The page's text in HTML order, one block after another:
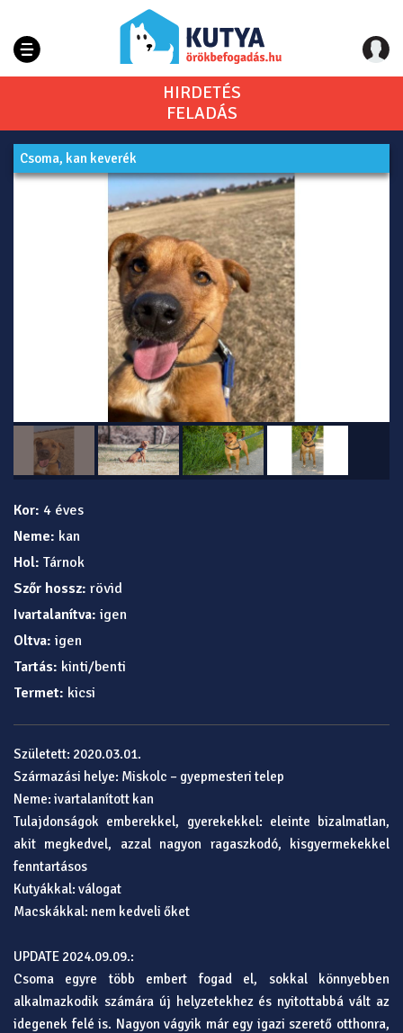
HIRDETÉS
FELADÁS
Csoma, kan keverék
Kor: 4 éves
Neme: kan
Hol: Tárnok
Szőr hossz: rövid
Ivartalanítva: igen
Oltva: igen
Tartás: kinti/benti
Termet: kicsi
Született: 2020.03.01.
Származási helye: Miskolc – gyepmesteri telep
Neme: ivartalanított kan
Tulajdonságok emberekkel, gyerekekkel: eleinte bizalmatlan,
akit megkedvel, azzal nagyon ragaszkodó, kisgyermekekkel
fenntartásos
Kutyákkal: válogat
Macskákkal: nem kedveli őket
UPDATE 2024.09.09.:
Csoma egyre több embert fogad el, sokkal könnyebben
alkalmazkodik számára új helyzetekhez és nyitottabbá vált az
idegenek felé is. Nagyon vágyik már egy igazi szerető otthonra,